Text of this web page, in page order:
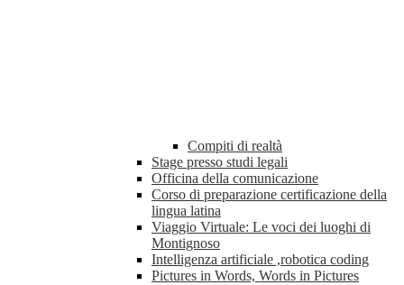
Compiti di realtà
Stage presso studi legali
Officina della comunicazione
Corso di preparazione certificazione della
lingua latina
Viaggio Virtuale: Le voci dei luoghi di
Montignoso
Intelligenza artificiale ,robotica coding
Pictures in Words, Words in Pictures